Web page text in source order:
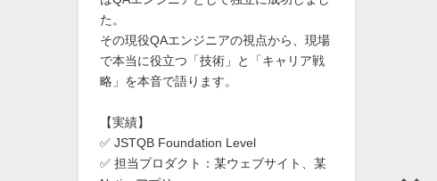
た。
その現役QAエンジニアの視点から、現場
で本当に役立つ「技術」と「キャリア戦
略」を本音で語ります。
【実績】
✅ JSTQB Foundation Level
✅ 担当プロダクト：某ウェブサイト、某